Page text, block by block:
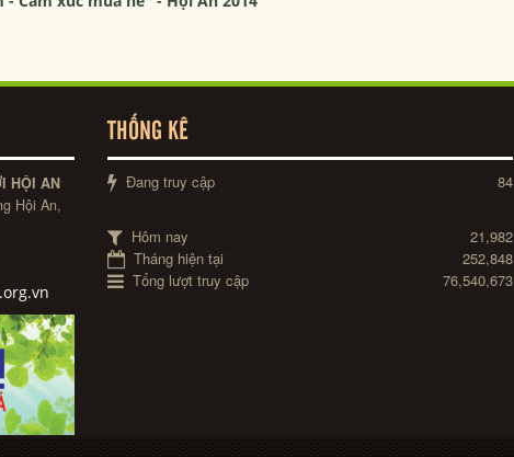
HỘI AN
Hội An,
THỐNG KÊ
Đang truy cập 84
Hôm nay
21,982
Tháng hiện tại
252,848
Tổng lượt truy cập
76,540,673